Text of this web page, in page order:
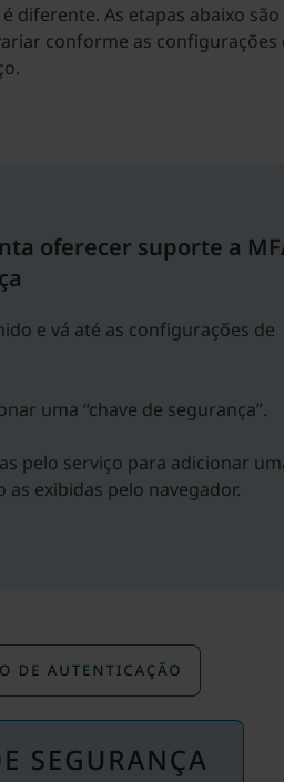
diferente. As etapas abaixo
conforme as configurações
oferecer suporte a
e vá até as configurações de
uma “chave de segurança”.
pelo serviço para adicionar
exibidas pelo navegador.